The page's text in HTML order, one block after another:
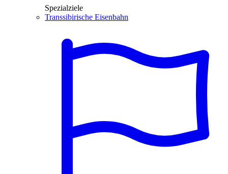
Spezialziele
Transsibirische Eisenbahn